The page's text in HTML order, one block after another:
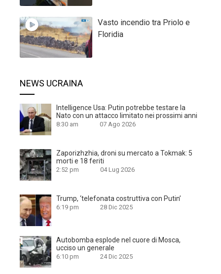
Vasto incendio tra Priolo e
Floridia
NEWS UCRAINA
Intelligence Usa: Putin potrebbe testare la
Nato con un attacco limitato nei prossimi anni
8:30 am 07 Ago 2026
Zaporizhzhia, droni su mercato a Tokmak: 5
morti e 18 feriti
2:52 pm 04 Lug 2026
Trump, ‘telefonata costruttiva con Putin’
6:19 pm 28 Dic 2025
Autobomba esplode nel cuore di Mosca,
ucciso un generale
6:10 pm 24 Dic 2025